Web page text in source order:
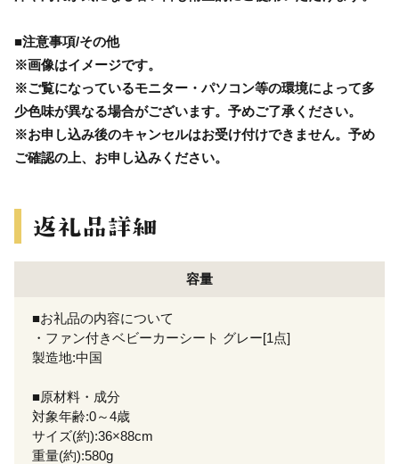
■注意事項/その他
※画像はイメージです。
※ご覧になっているモニター・パソコン等の環境によって多
少色味が異なる場合がございます。予めご了承ください。
※お申し込み後のキャンセルはお受け付けできません。予め
ご確認の上、お申し込みください。
容量
■お礼品の内容について
・ファン付きベビーカーシート グレー[1点]
製造地:中国
■原材料・成分
対象年齢:0～4歳
サイズ(約):36×88cm
重量(約):580g